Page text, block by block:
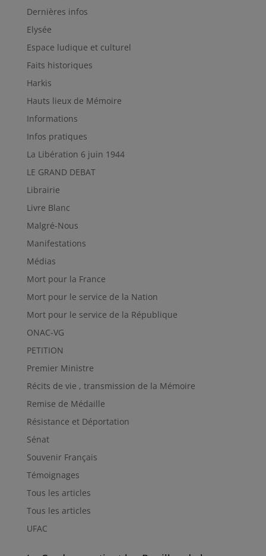
Dernières infos
Elysée
Espace ludique et culturel
Faits historiques
Harkis
Hauts lieux de Mémoire
Informations
Infos pratiques
La Libération 6 juin 1944
LE GRAND DEBAT
Librairie
Livre Blanc
Malgré-Nous
Manifestations
Médias
Mort pour la France
Mort pour le service de la Nation
Mort pour le service de la République
ONAC-VG
PETITION
Premier Ministre
Récits de vie , transmission de la Mémoire
Remise de Médaille
Résistance et Déportation
Sénat
Souvenir Français
Témoignages
Tous les articles
Tous les articles
UFAC